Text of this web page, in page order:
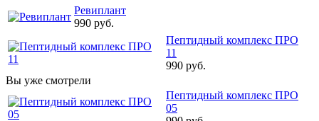
Ревиплант
990 руб.
Пептидный комплекс ПРО
11
990 руб.
Вы уже смотрели
Пептидный комплекс ПРО
05